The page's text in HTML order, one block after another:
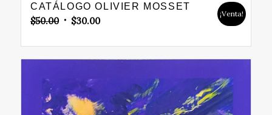
CATÁLOGO OLIVIER MOSSET
$50.00 Original
was:
$50.00.
$30.00Current
is:
$30.00.
¡Venta!